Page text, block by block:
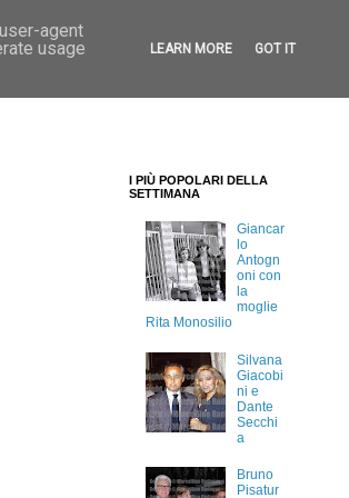
I PIÙ POPOLARI DELLA
SETTIMANA
Giancar
lo
Antogn
oni con
la
moglie
Rita Monosilio
Silvana
Giacobi
ni e
Dante
Secchi
a
Bruno
Pisatur
agent
usage
LEARN MORE GOT IT